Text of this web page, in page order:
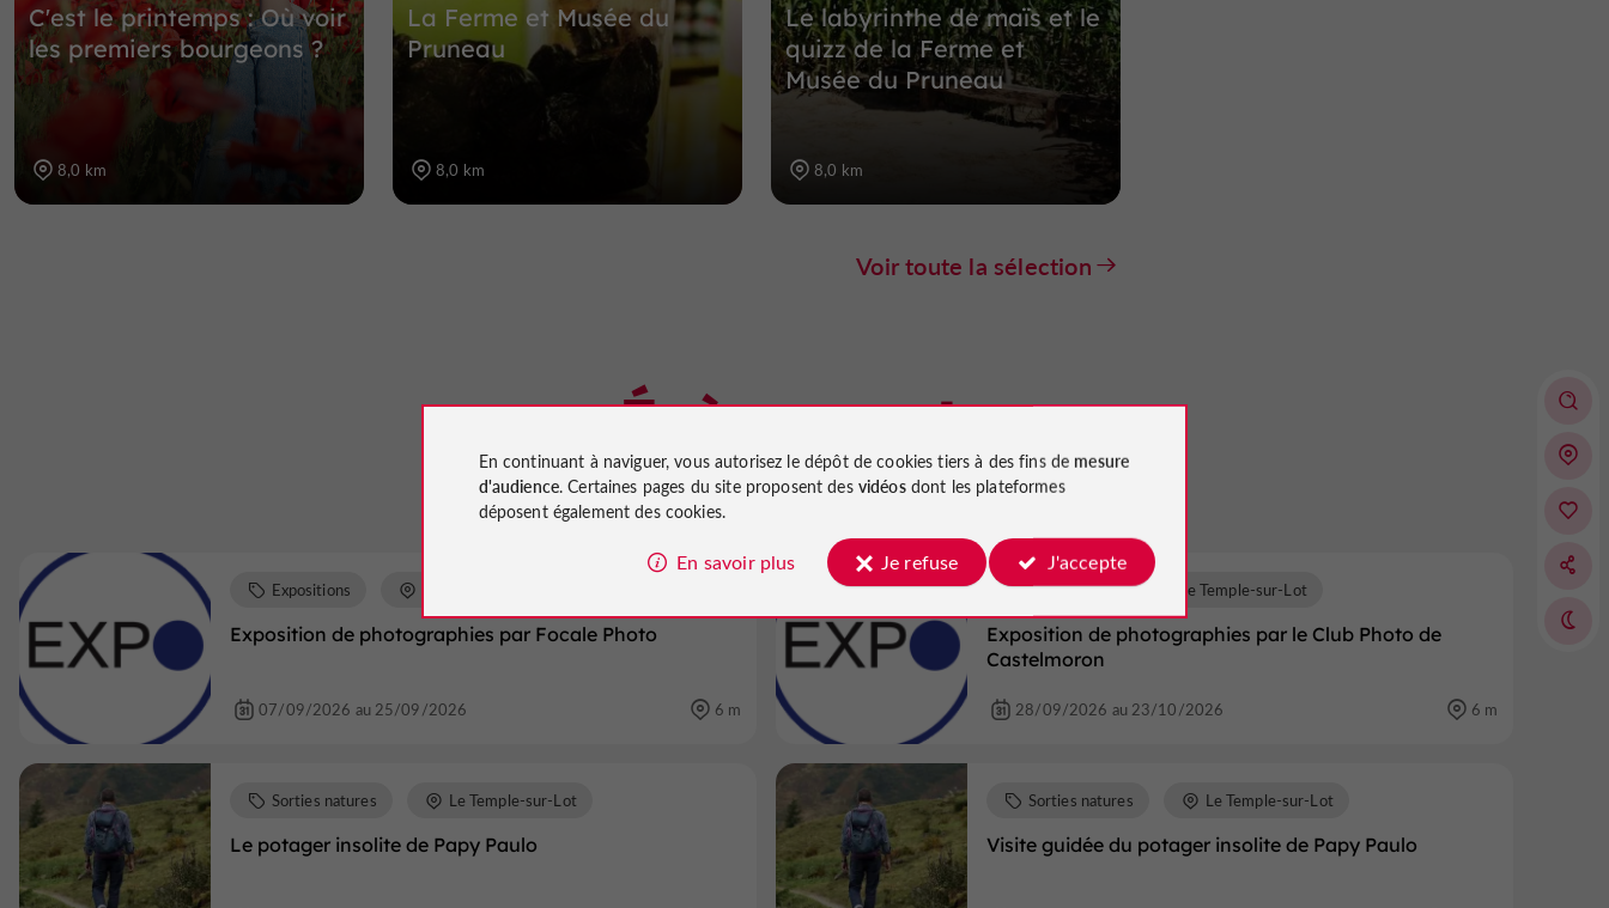
C'est le printemps : Où voir
les premiers bourgeons ?
8,0 km
La Ferme et Musée du
Pruneau
8,0 km
Le labyrinthe de maïs et le
quizz de la Ferme et
Musée du Pruneau
8,0 km
Voir toute la sélection
Évènements
à proximité
Exposition de photographies par Focale Photo
Expositions
07/09/2026 au 25/09/2026 6 m
Exposition de photographies par le Club Photo de
Castelmoron
Expositions Le Temple-sur-Lot
28/09/2026 au 23/10/2026 6 m
Le potager insolite de Papy Paulo
Sorties natures Le Temple-sur-Lot
Visite guidée du potager insolite de Papy Paulo
Sorties natures Le Temple-sur-Lot
En continuant à naviguer, vous autorisez le dépôt de cookies tiers à des fins de mesure
d'audience. Certaines pages du site proposent des vidéosdont les plateformes
déposent également des cookies.
En savoir plus Je refuse J'accepte